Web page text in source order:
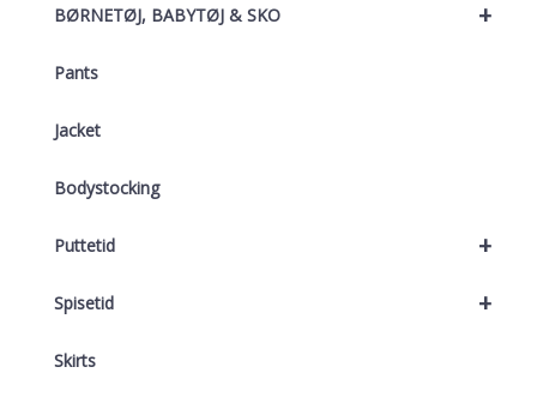
+
BØRNETØJ, BABYTØJ & SKO
Pants
Jacket
Bodystocking
+
Puttetid
+
Spisetid
Skirts